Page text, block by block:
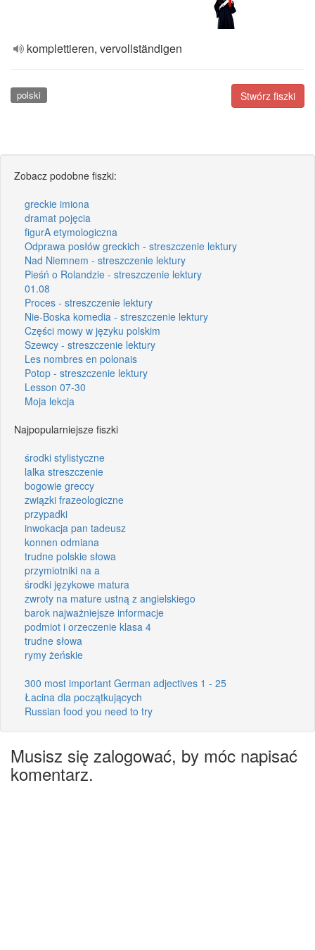
komplettieren, vervollständigen
Stwórz fiszki
polski
Zobacz podobne fiszki:
greckie imiona
dramat pojęcia
figurA etymologiczna
Odprawa posłów greckich - streszczenie lektury
Nad Niemnem - streszczenie lektury
Pieśń o Rolandzie - streszczenie lektury
01.08
Proces - streszczenie lektury
Nie-Boska komedia - streszczenie lektury
Części mowy w języku polskim
Szewcy - streszczenie lektury
Les nombres en polonais
Potop - streszczenie lektury
Lesson 07-30
Moja lekcja
Najpopularniejsze fiszki
środki stylistyczne
lalka streszczenie
bogowie greccy
związki frazeologiczne
przypadki
inwokacja pan tadeusz
konnen odmiana
trudne polskie słowa
przymiotniki na a
środki językowe matura
zwroty na mature ustną z angielskiego
barok najważniejsze informacje
podmiot i orzeczenie klasa 4
trudne słowa
rymy żeńskie
300 most important German adjectives 1 - 25
Łacina dla początkujących
Russian food you need to try
Musisz się zalogować, by móc napisać
komentarz.